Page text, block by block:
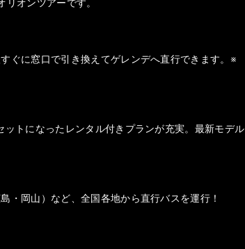
オンツアーです。
ぐに窓口で引き換えてゲレンデへ直行できます。※
トになったレンタル付きプランが充実。最新モデル
・岡山）など、全国各地から直行バスを運行！